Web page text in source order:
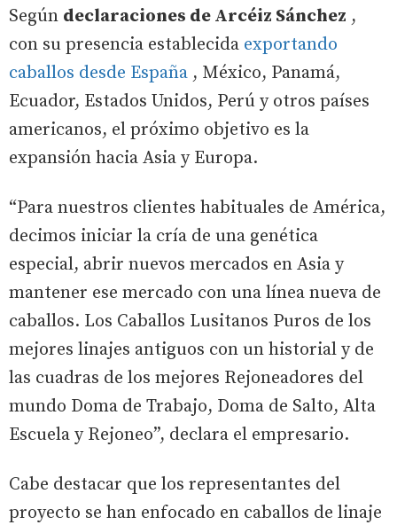
Según declaraciones de Arcéiz Sánchez ,
con su presencia establecida exportando
caballos desde España , México, Panamá,
Ecuador, Estados Unidos, Perú y otros países
americanos, el próximo objetivo es la
expansión hacia Asia y Europa.
“Para nuestros clientes habituales de América,
decimos iniciar la cría de una genética
especial, abrir nuevos mercados en Asia y
mantener ese mercado con una línea nueva de
caballos. Los Caballos Lusitanos Puros de los
mejores linajes antiguos con un historial y de
las cuadras de los mejores Rejoneadores del
mundo Doma de Trabajo, Doma de Salto, Alta
Escuela y Rejoneo”, declara el empresario.
Cabe destacar que los representantes del
proyecto se han enfocado en caballos de linaje